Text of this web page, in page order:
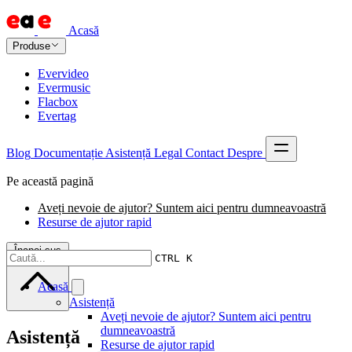
Acasă
Produse
Evervideo
Evermusic
Flacbox
Evertag
Blog Documentație Asistență Legal Contact Despre
CTRL K
Acasă
Asistență
Aveți nevoie de ajutor? Suntem aici pentru
dumneavoastră
Resurse de ajutor rapid
Pe această pagină
Aveți nevoie de ajutor? Suntem aici pentru dumneavoastră
Resurse de ajutor rapid
Înapoi sus
Asistență